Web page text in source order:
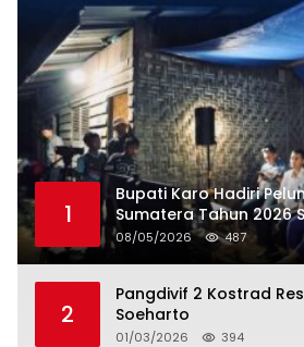
1
Bupati Karo Hadiri
Sumatera Tahun 2026
08/05/2026 487
2
Pangdivif 2 Kostrad
Soeharto
01/03/2026 394